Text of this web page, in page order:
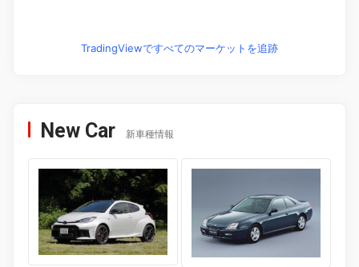
TradingViewですべてのマーケットを追跡
New Car 新車種情報